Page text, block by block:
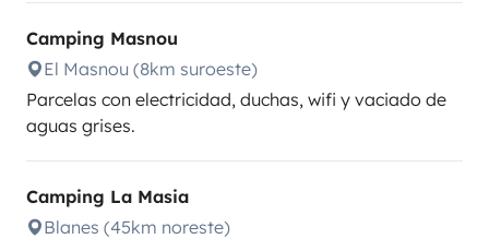
Camping Masnou
El Masnou (8km suroeste)
Parcelas con electricidad, duchas, wifi y vaciado de
aguas grises.
Camping La Masia
Blanes (45km noreste)